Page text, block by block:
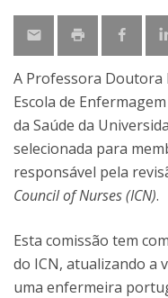
A Professora
Escola de
da Saúde da
selecionada para
responsável pela
Council of Nurses (ICN).
Esta comissão tem
do ICN, atualizando a
uma enfermeira